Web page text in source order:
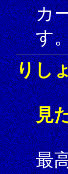
カ
す
りし
見
最